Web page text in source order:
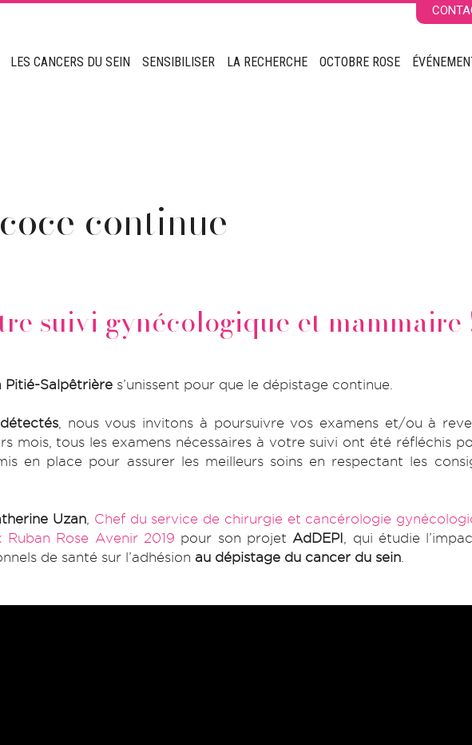
LES CANCERS DU SEIN SENSIBILISER LA RECHERCHE OCTOBRE ROSE
continue
suivi gynécologique et mammaire
Pitié-Salpêtrière s’unissent pour que le dépistage continue.
, nous vous invitons à poursuivre vos examens et/ou à
mois, tous les examens nécessaires à votre suivi ont été réfléchis
en place pour assurer les meilleurs soins en respectant les
Uzan Chef du service de chirurgie et cancérologie
Ruban Rose Avenir 2019 pour son projet AdDEPI , qui étudie
de santé sur l’adhésion au dépistage du cancer du sein